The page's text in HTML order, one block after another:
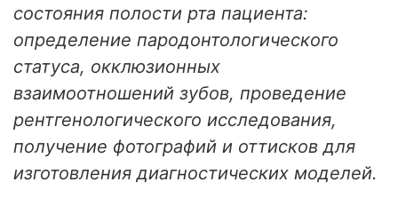
состояния полости рта пациента:
определение пародонтологического
статуса, окклюзионных
взаимоотношений зубов, проведение
рентгенологического исследования,
получение фотографий и оттисков для
изготовления диагностических моделей.